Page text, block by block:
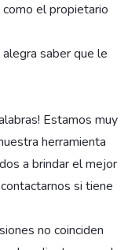
el propietario
alegra saber que le
Estamos muy
herramienta
a brindar el mejor
si tiene
no coinciden